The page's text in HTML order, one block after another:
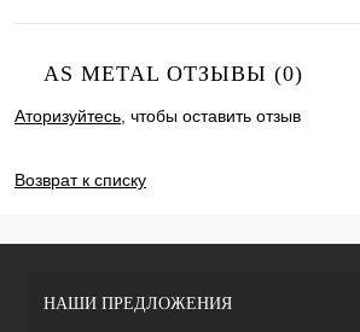
AS METAL ОТЗЫВЫ (0)
Аторизуйтесь , чтобы оставить отзыв
Возврат к списку
НАШИ ПРЕДЛОЖЕНИЯ